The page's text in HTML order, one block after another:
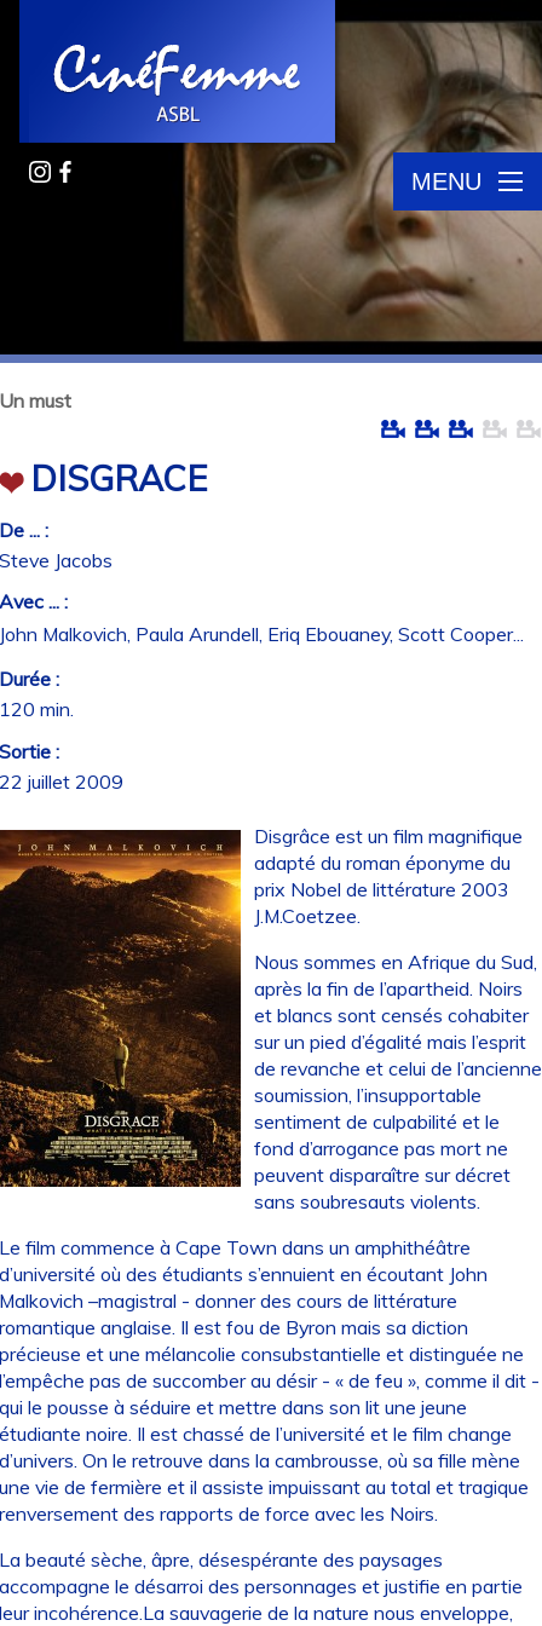
MENU
must
DISGRACE
... :
Jacobs
... :
Malkovich, Paula Arundell, Eriq Ebouaney, Scott Cooper...
:
min.
:
juillet 2009
Disgrâce est un film magnifique
adapté du roman éponyme du
prix Nobel de littérature 2003
J.M.Coetzee.
Nous sommes en Afrique du Sud,
après la fin de l’apartheid. Noirs
et blancs sont censés cohabiter
sur un pied d’égalité mais l’esprit
de revanche et celui de l’ancienne
soumission, l’insupportable
sentiment de culpabilité et le
fond d’arrogance pas mort ne
peuvent disparaître sur décret
sans soubresauts violents.
film commence à Cape Town dans un amphithéâtre
où des étudiants s’ennuient en écoutant John
–magistral - donner des cours de littérature
anglaise. Il est fou de Byron mais sa diction
et une mélancolie consubstantielle et distinguée ne
pas de succomber au désir - « de feu », comme il dit -
le pousse à séduire et mettre dans son lit une jeune
noire. Il est chassé de l’université et le film change
On le retrouve dans la cambrousse, où sa fille mène
vie de fermière et il assiste impuissant au total et tragique
des rapports de force avec les Noirs.
beauté sèche, âpre, désespérante des paysages
le désarroi des personnages et justifie en partie
incohérence.La sauvagerie de la nature nous enveloppe,